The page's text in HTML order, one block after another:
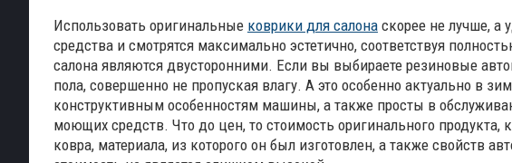
Использовать оригинальные коврики для салона скорее не лучше, а
средства и смотрятся максимально эстетично, соответствуя
салона являются двусторонними. Если вы выбираете резиновые
пола, совершенно не пропуская влагу. А это особенно актуально в
конструктивным особенностям машины, а также просты в
моющих средств. Что до цен, то стоимость оригинального
ковра, материала, из которого он был изготовлен, а также свойств